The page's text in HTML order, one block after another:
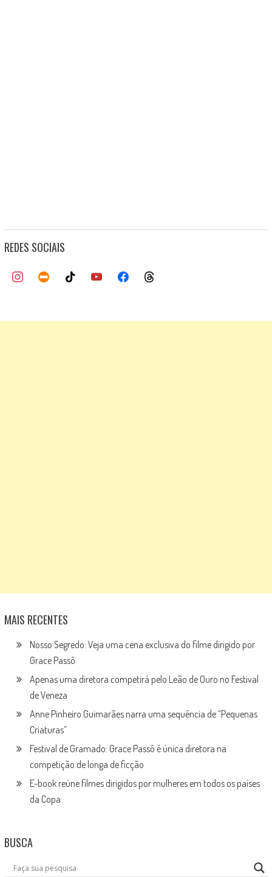
REDES SOCIAIS
MAIS RECENTES
Nosso Segredo: Veja uma cena exclusiva do filme dirigido por
Grace Passô
Apenas uma diretora competirá pelo Leão de Ouro no Festival
de Veneza
Anne Pinheiro Guimarães narra uma sequência de “Pequenas
Criaturas”
Festival de Gramado: Grace Passô é única diretora na
competição de longa de ficção
E-book reúne filmes dirigidos por mulheres em todos os países
da Copa
BUSCA